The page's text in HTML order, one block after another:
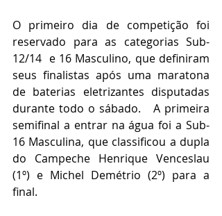
O primeiro dia de competição foi
reservado para as categorias Sub-
12/14  e 16 Masculino, que definiram
seus finalistas após uma maratona
de baterias eletrizantes disputadas
durante todo o sábado.   A primeira
semifinal a entrar na água foi a Sub-
16 Masculina, que classificou a dupla
do Campeche Henrique Venceslau
(1º) e Michel Demétrio (2º) para a
final.